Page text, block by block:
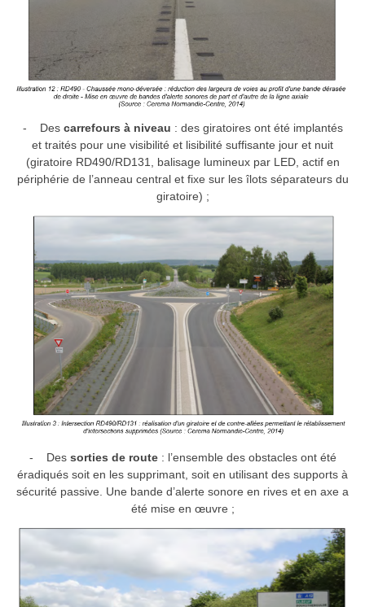
- Des carrefours à niveau : des giratoires ont été implantés
et traités pour une visibilité et lisibilité suffisante jour et nuit
(giratoire RD490/RD131, balisage lumineux par LED, actif en
périphérie de l’anneau central et fixe sur les îlots séparateurs du
giratoire) ;
- Des sorties de route: l’ensemble des obstacles ont été
éradiqués soit en les supprimant, soit en utilisant des supports à
sécurité passive. Une bande d’alerte sonore en rives et en axe a
été mise en œuvre ;